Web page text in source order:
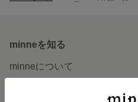
minneを知る
minneについて